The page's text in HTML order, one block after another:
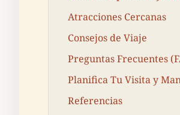
Atracciones Cercanas
Consejos de Viaje
Preguntas Frecuentes
Planifica Tu Visita y
Referencias